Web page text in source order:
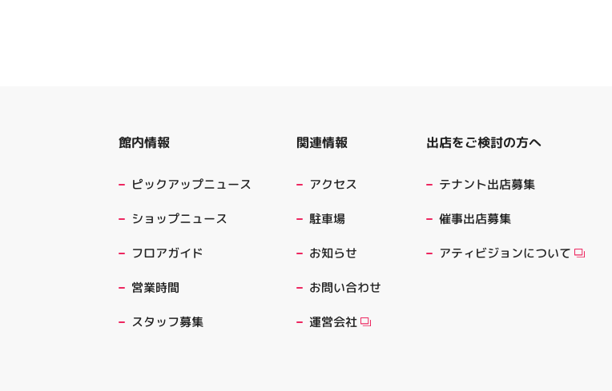
館内情報
ピックアップニュース
ショップニュース
フロアガイド
営業時間
スタッフ募集
関連情報
アクセス
駐車場
お知らせ
お問い合わせ
運営会社
出店をご検討の方へ
テナント出店募集
催事出店募集
アティビジョンについて